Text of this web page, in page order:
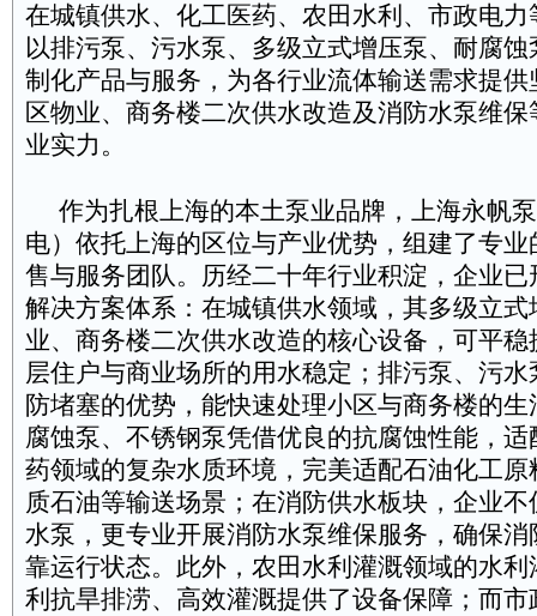
在城镇供水、化工医药、农田水利、市政电
以排污泵、污水泵、多级立式增压泵、耐腐
制化产品与服务，为各行业流体输送需求提
区物业、商务楼二次供水改造及消防水泵维
业实力。
作为扎根上海的本土泵业品牌，上海永帆
电）依托上海的区位与产业优势，组建了专
售与服务团队。历经二十年行业积淀，企业
解决方案体系：在城镇供水领域，其多级立
业、商务楼二次供水改造的核心设备，可平
层住户与商业场所的用水稳定；排污泵、污
防堵塞的优势，能快速处理小区与商务楼的
腐蚀泵、不锈钢泵凭借优良的抗腐蚀性能，
药领域的复杂水质环境，完美适配石油化工
质石油等输送场景；在消防供水板块，企业
水泵，更专业开展消防水泵维保服务，确保
靠运行状态。此外，农田水利灌溉领域的水
利抗旱排涝、高效灌溉提供了设备保障；而